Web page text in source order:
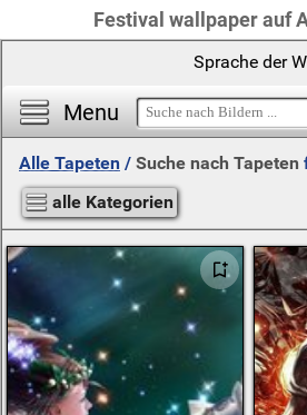
Festival wallpaper auf
Menu
Sprache der
Alle Tapeten / Suche nach Tapeten
alle Kategorien